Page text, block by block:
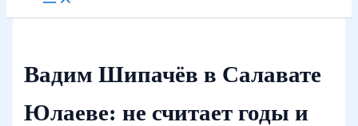
Вадим Шипачёв в Салавате
Юлаеве: не считает годы и